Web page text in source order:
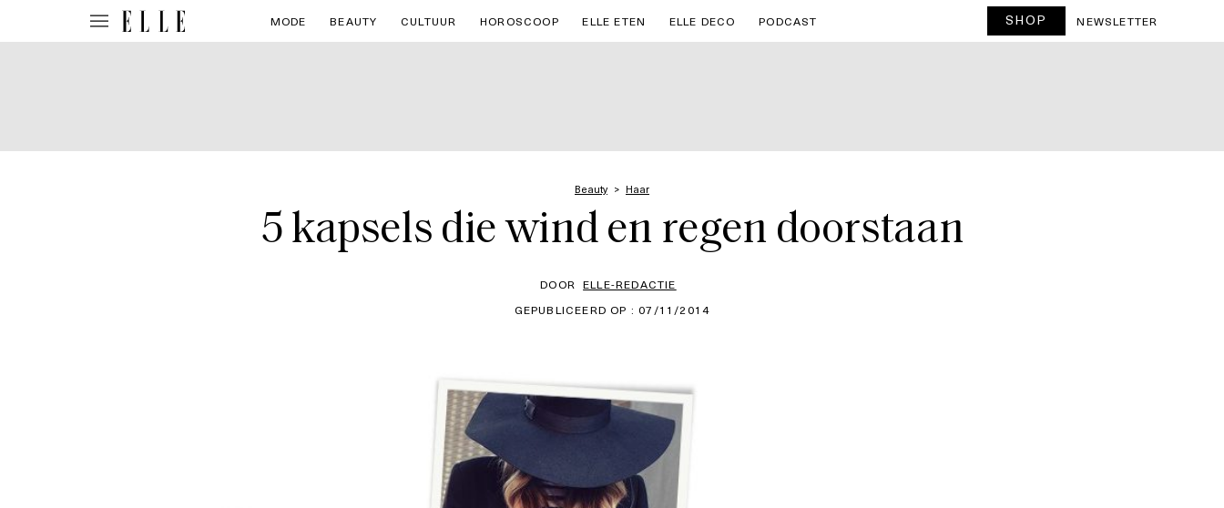
MODE BEAUTY CULTUUR HOROSCOOP ELLE ETEN ELLE DECO PODCAST SHOP NEWSLETTER
Beauty Haar
5 kapsels die wind en regen doorstaan
DOOR ELLE-REDACTIE
GEPUBLICEERD OP : 07/11/2014